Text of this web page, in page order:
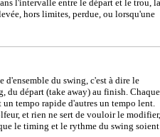
l'intervalle entre le départ et le trou, la
hors limites, perdue, ou lorsqu'une
d'ensemble du swing, c'est à dire le
du départ (take away) au finish. Chaque
tempo rapide d'autres un tempo lent.
et rien ne sert de vouloir le modifier,
le timing et le rythme du swing soient